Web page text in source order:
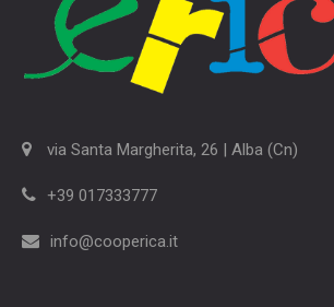
via Santa Margherita, 26 | Alba (Cn)
+39 017333777
info@cooperica.it